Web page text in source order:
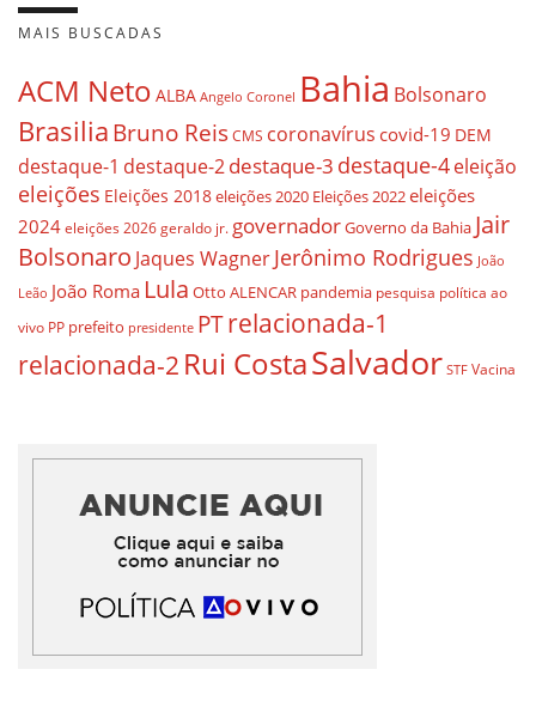
MAIS BUSCADAS
ACM Neto ALBA Angelo Coronel Bahia Bolsonaro
BrasiliaBruno ReisCMS coronavírus covid-19 DEM
destaque-1 destaque-2destaque-3 destaque-4eleição
eleições Eleições 2018eleições 2020 Eleições 2022eleições
2024 eleições 2026 geraldo jr. governadorGoverno da Bahia Jair
Bolsonaro Jaques WagnerJerônimo Rodrigues João
Leão João Roma Lula Otto ALENCAR pandemia pesquisa política ao
vivo PP prefeito presidente PTrelacionada-1
relacionada-2 Rui CostaSalvador STF Vacina